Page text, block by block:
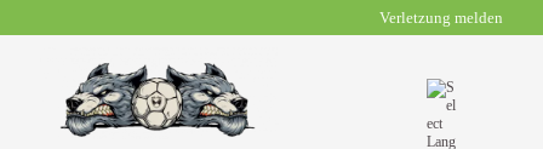
Verletzung melden